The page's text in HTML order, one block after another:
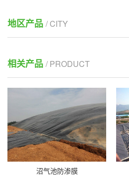
地区产品 / CITY
相关产品 / PRODUCT
沼气池防渗膜